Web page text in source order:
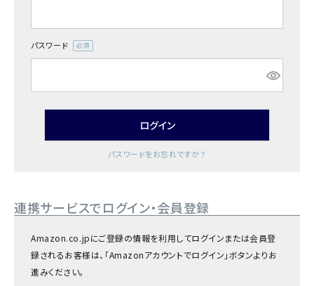
お酒別オススメ
パスワード
(必
ログイン
パスワードをお忘れですか？
連携サービスでログイン・会員登録
Amazon.co.jpにご登録の情報を利用してログインまたは会員登
録されるお客様は、「Amazonアカウントでログイン」ボタンよりお
進みください。